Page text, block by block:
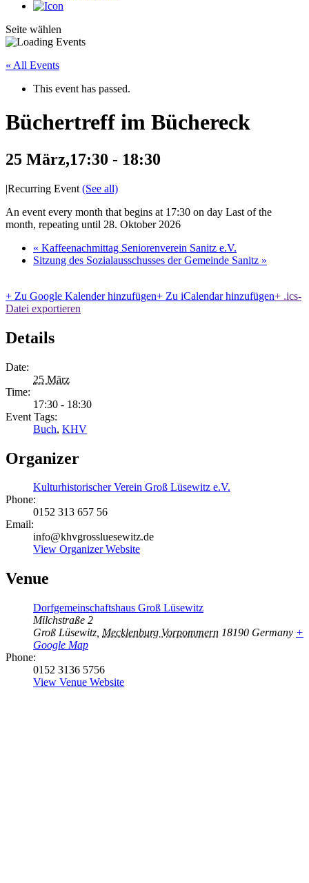
Seite wählen
« All Events
This event has passed.
Büchertreff im Büchereck
25 März,17:30 - 18:30
|Recurring Event (See all)
An event every month that begins at 17:30 on day Last of the
month, repeating until 28. Oktober 2026
« Kaffeenachmittag Seniorenverein Sanitz e.V.
Sitzung des Sozialausschusses der Gemeinde Sanitz »
+ Zu Google Kalender hinzufügen+ Zu iCalendar hinzufügen+ .ics-
Datei exportieren
Details
Date:
25 März
Time:
17:30 - 18:30
Event Tags:
Buch, KHV
Organizer
Kulturhistorischer Verein Groß Lüsewitz e.V.
Phone:
0152 313 657 56
Email:
info@khvgrossluesewitz.de
View Organizer Website
Venue
Dorfgemeinschaftshaus Groß Lüsewitz
Milchstraße 2
Groß Lüsewitz Mecklenburg Vorpommern 18190 Germany +
Google Map
Phone:
0152 3136 5756
View Venue Website